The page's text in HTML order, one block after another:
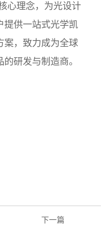
心理念，为光设计
提供一站式光学凯
案，致力成为全球
研发与制造商。
下一篇